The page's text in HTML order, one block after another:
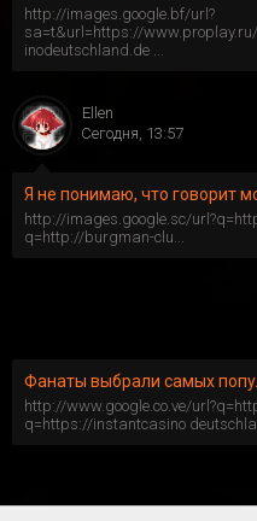
http://images.google.bf/url?
sa=t&url=https://
inodeutschland.de ...
Я не понимаю, что говорит
http://images.google.sc/
q=http://burgman-clu...
Ellen
Сегодня, 13:57
Фанаты выбрали самых
http://www.google.co.ve/
q=https://instantcasino